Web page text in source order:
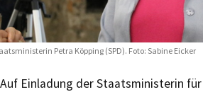
Petra Köpping (SPD). Foto: Sabine Eicker
Auf Einladung der Staatsministerin für